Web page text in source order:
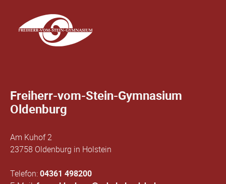
Freiherr-vom-Stein-Gymnasium
Oldenburg
Am Kuhof 2
23758 Oldenburg in Holstein
Telefon:04361 498200